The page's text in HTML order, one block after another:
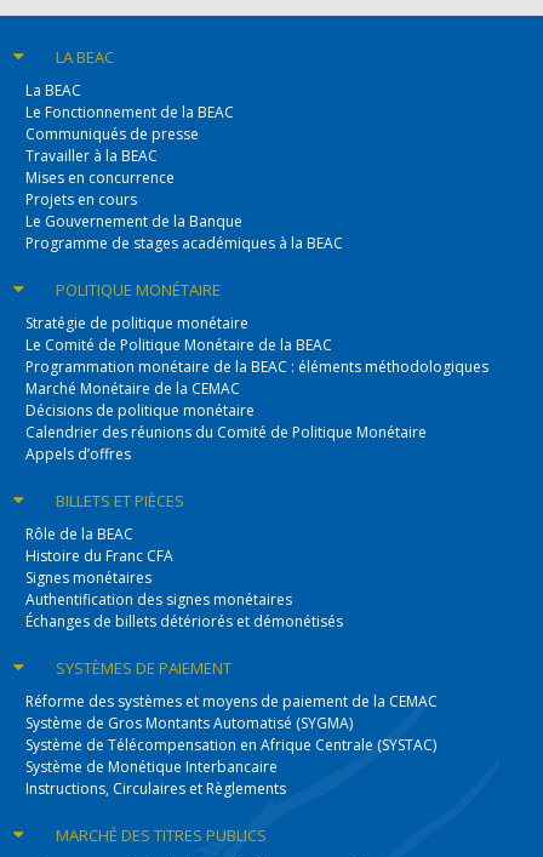
LA BEAC
La BEAC
Le Fonctionnement de la BEAC
Communiqués de presse
Travailler à la BEAC
Mises en concurrence
Projets en cours
Le Gouvernement de la Banque
Programme de stages académiques à la BEAC
POLITIQUEMONÉTAIRE
Stratégie de politique monétaire
Le Comité de Politique Monétaire de la BEAC
Programmation monétaire de la BEAC : éléments méthodologiques
Marché Monétaire de la CEMAC
Décisions de politique monétaire
Calendrier des réunions du Comité de Politique Monétaire
Appels d’offres
BILLETSET PIÈCES
Rôle de la BEAC
Histoire du Franc CFA
Signes monétaires
Authentification des signes monétaires
Échanges de billets détériorés et démonétisés
SYSTÈMESDE PAIEMENT
Réforme des systèmes et moyens de paiement de la CEMAC
Système de Gros Montants Automatisé (SYGMA)
Système de Télécompensation en Afrique Centrale (SYSTAC)
Système de Monétique Interbancaire
Instructions, Circulaires et Règlements
MARCHÉ DESTITRES PUBLICS